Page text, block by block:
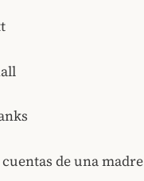
de una madre